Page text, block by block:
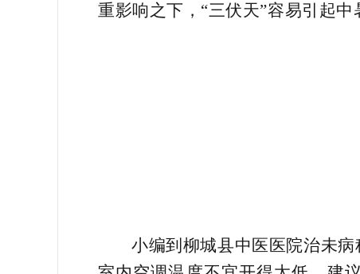
重影响之下，“三伏天”容易引起
小编到柳城县中医医院治未